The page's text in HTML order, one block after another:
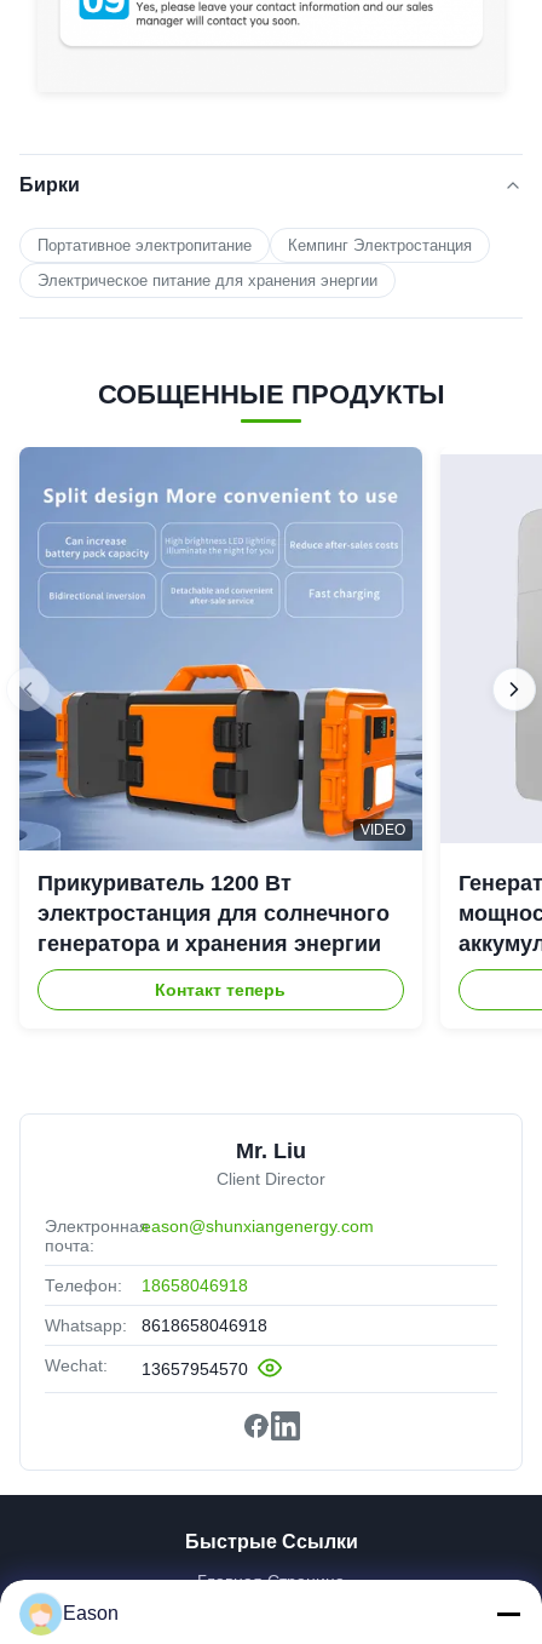
Бирки
Портативное электропитание
Кемпинг Электростанция
Электрическое питание для хранения энергии
СОБЩЕННЫЕ ПРОДУКТЫ
VIDEO
Прикуриватель 1200 Вт
электростанция для солнечного
генератора и хранения энергии
Контакт теперь
Mr. Liu
Client Director
Электронная
почта:
eason@shunxiangenergy.com
Телефон: 18658046918
Whatsapp: 8618658046918
Wechat: 13657954570
Быстрые Ссылки
Главная Страница
Eason